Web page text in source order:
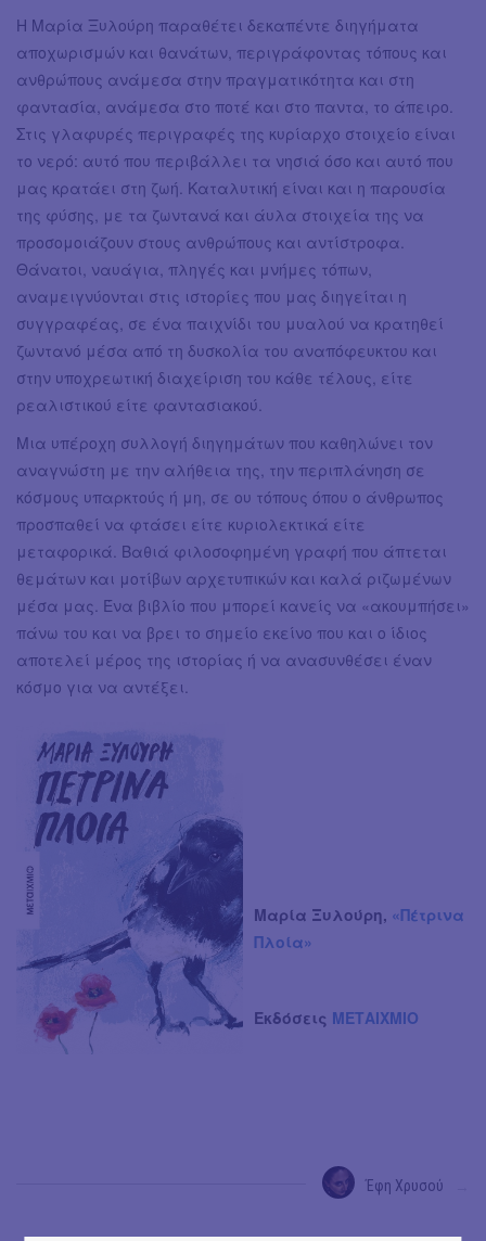
Η Μαρία Ξυλούρη παραθέτει δεκαπέντε διηγήματα
αποχωρισμών και θανάτων, περιγράφοντας τόπους και
ανθρώπους ανάμεσα στην πραγματικότητα και στη
φαντασία, ανάμεσα στο ποτέ και στο παντα, το άπειρο.
Στις γλαφυρές περιγραφές της κυρίαρχο στοιχείο είναι
το νερό: αυτό που περιβάλλει τα νησιά όσο και αυτό που
μας κρατάει στη ζωή. Καταλυτική είναι και η παρουσία
της φύσης, με τα ζωντανά και άυλα στοιχεία της να
προσομοιάζουν στους ανθρώπους και αντίστροφα.
Θάνατοι, ναυάγια, πληγές και μνήμες τόπων,
αναμειγνύονται στις ιστορίες που μας διηγείται η
συγγραφέας, σε ένα παιχνίδι του μυαλού να κρατηθεί
ζωντανό μέσα από τη δυσκολία του αναπόφευκτου και
στην υποχρεωτική διαχείριση του κάθε τέλους, είτε
ρεαλιστικού είτε φαντασιακού.
Μια υπέροχη συλλογή διηγημάτων που καθηλώνει τον
αναγνώστη με την αλήθεια της, την περιπλάνηση σε
κόσμους υπαρκτούς ή μη, σε ου τόπους όπου ο άνθρωπος
προσπαθεί να φτάσει είτε κυριολεκτικά είτε
μεταφορικά. Βαθιά φιλοσοφημένη γραφή που άπτεται
θεμάτων και μοτίβων αρχετυπικών και καλά ριζωμένων
μέσα μας. Ένα βιβλίο που μπορεί κανείς να «ακουμπήσει»
πάνω του και να βρει το σημείο εκείνο που και ο ίδιος
αποτελεί μέρος της ιστορίας ή να ανασυνθέσει έναν
κόσμο για να αντέξει.
Μαρία Ξυλούρη, «Πέτρινα
Πλοία»
Εκδόσεις ΜΕΤΑΙΧΜΙΟ
Έφη Χρυσού